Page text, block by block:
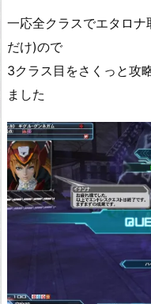
一応全クラスでエタロ
だけ)ので
3クラス目をさくっと攻
ました